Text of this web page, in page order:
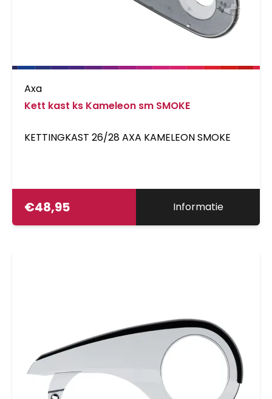
Axa
Kett kast ks Kameleon sm SMOKE
KETTINGKAST 26/28 AXA KAMELEON SMOKE
€48,95 Informatie